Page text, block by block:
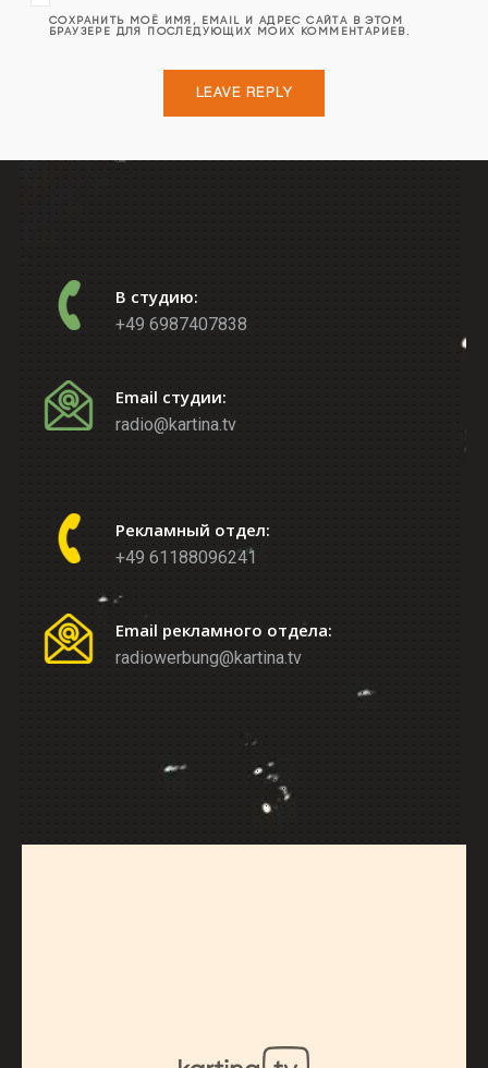
СОХРАНИТЬ МОЁ ИМЯ, EMAIL И АДРЕС САЙТА В ЭТОМ
БРАУЗЕРЕ ДЛЯ ПОСЛЕДУЮЩИХ МОИХ КОММЕНТАРИЕВ.
В студию:
+49 6987407838
Email студии:
radio@kartina.tv
Рекламный отдел:
+49 61188096241
Email рекламного отдела:
radiowerbung@kartina.tv